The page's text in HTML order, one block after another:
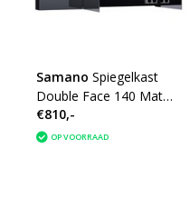
Samano Spiegelkast
Double Face 140 Mat
Zwart
€810,-
OP VOORRAAD